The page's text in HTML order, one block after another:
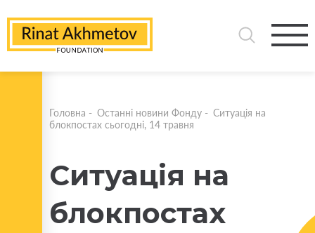
Головна - Останні новини Фонду - Ситуація на
блокпостах сьогодні, 14 травня
Ситуація на
блокпостах